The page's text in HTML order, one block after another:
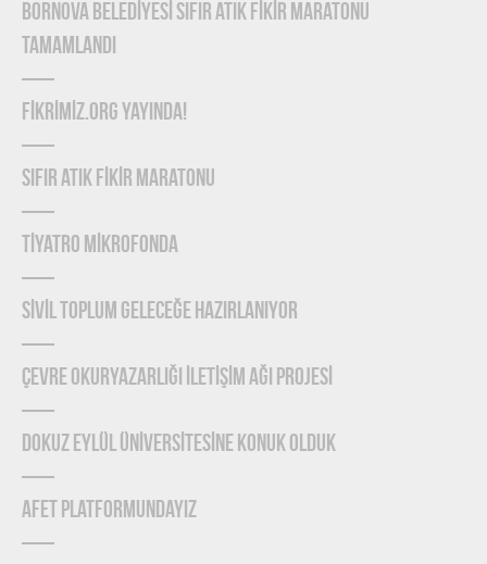
BORNOVA BELEDİYESİ SIFIR ATIK FİKİR MARATONU
TAMAMLANDI
FİKRİMİZ.ORG YAYINDA!
SIFIR ATIK FİKİR MARATONU
TİYATRO MİKROFONDA
SİVİL TOPLUM GELECEĞE HAZIRLANIYOR
ÇEVRE OKURYAZARLIĞI İLETİŞİM AĞI PROJESİ
DOKUZ EYLÜL ÜNİVERSİTESİNE KONUK OLDUK
AFET PLATFORMUNDAYIZ